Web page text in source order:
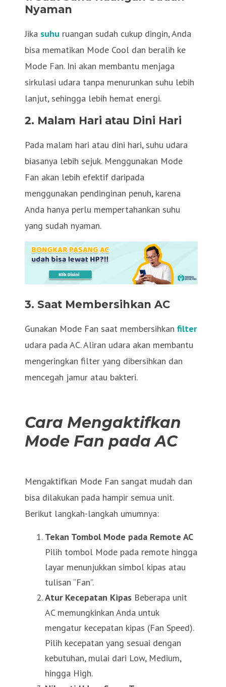
Nyaman
Jika suhu ruangan sudah cukup dingin, Anda
bisa mematikan Mode Cool dan beralih ke
Mode Fan. Ini akan membantu menjaga
sirkulasi udara tanpa menurunkan suhu lebih
lanjut, sehingga lebih hemat energi.
2. Malam Hari atau Dini Hari
Pada malam hari atau dini hari, suhu udara
biasanya lebih sejuk. Menggunakan Mode
Fan akan lebih efektif daripada
menggunakan pendinginan penuh, karena
Anda hanya perlu mempertahankan suhu
yang sudah nyaman.
3. Saat Membersihkan AC
Gunakan Mode Fan saat membersihkan filter
udara pada AC. Aliran udara akan membantu
mengeringkan filter yang dibersihkan dan
mencegah jamur atau bakteri.
Cara Mengaktifkan
Mode Fan pada AC
Mengaktifkan Mode Fan sangat mudah dan
bisa dilakukan pada hampir semua unit.
Berikut langkah-langkah umumnya:
Tekan Tombol Mode pada Remote AC
Pilih tombol Mode pada remote hingga
layar menunjukkan simbol kipas atau
tulisan “Fan”.
Atur Kecepatan Kipas Beberapa unit
AC memungkinkan Anda untuk
mengatur kecepatan kipas (Fan Speed).
Pilih kecepatan yang sesuai dengan
kebutuhan, mulai dari Low, Medium,
hingga High.